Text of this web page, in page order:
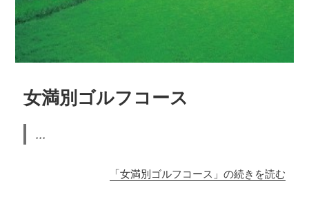
女満別ゴルフコース
...
「女満別ゴルフコース」の続きを読む